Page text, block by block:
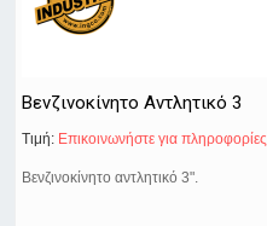
Βενζινοκίνητο Αντλητικό 3
Τιμή: Eπικοινωνήστε για πληροφορίες
Βενζινοκίνητο αντλητικό 3".